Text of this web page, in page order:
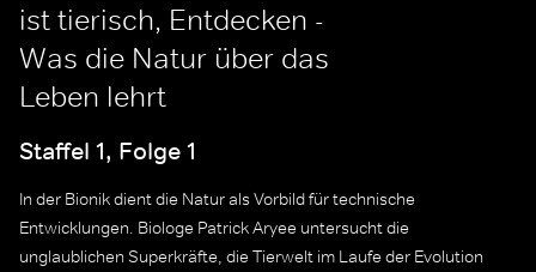
ist tierisch, Entdecken -
Was die Natur über das
Leben lehrt
Staffel 1, Folge 1
In der Bionik dient die Natur als Vorbild für technische
Entwicklungen. Biologe Patrick Aryee untersucht die
unglaublichen Superkräfte, die Tierwelt im Laufe der Evolution